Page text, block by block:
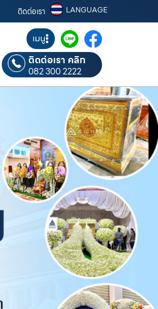
ติดต่อเรา LANGUAGE
เมนู
ติดต่อเรา คลิก
082 300 2222